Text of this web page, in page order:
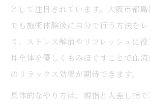
として注目されています。大阪市都
でも施術体験後に自分で行う方法を
り、ストレス解消やリフレッシュに役
耳全体を優しくもみほぐすことで血
のリラックス効果が期待できます。
具体的なやり方は、親指と人差し指